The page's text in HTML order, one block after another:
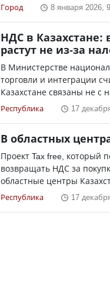
Город 8 января 2026,
НДС в Казахстане:
растут не из-за
В Министерстве
торговли и интеграции
Казахстане связаны не с
Республика 17
В областных
Проект Tax free, который
возвращать НДС за
областные центры
Республика 17